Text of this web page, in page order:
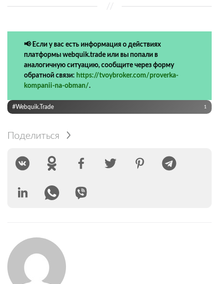
📢 Если у вас есть информация о действиях
платформы webquik.trade или вы попали в
аналогичную ситуацию, сообщите через форму
обратной связи: https://tvoybroker.com/proverka-
kompanii-na-obman/.
#webquik.trade 1
Поделиться